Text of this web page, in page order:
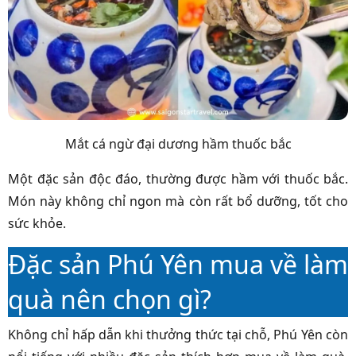
Mắt cá ngừ đại dương hầm thuốc bắc
Một đặc sản độc đáo, thường được hầm với thuốc bắc.
Món này không chỉ ngon mà còn rất bổ dưỡng, tốt cho
sức khỏe.
Đặc sản Phú Yên mua về làm
quà nên chọn gì?
Không chỉ hấp dẫn khi thưởng thức tại chỗ, Phú Yên còn